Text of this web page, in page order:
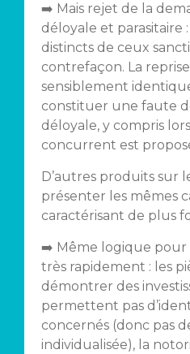
➡️ Mais rejet de la
déloyale et parasitaire
distincts de ceux
contrefaçon. La
sensiblement
constituer une faute
déloyale, y compris
concurrent est
D’autres produits sur
présenter les mêmes
caractérisant de plus
➡️ Même logique pour
très rapidement : les
démontrer des
permettent pas
concernés (donc pas
individualisée), la